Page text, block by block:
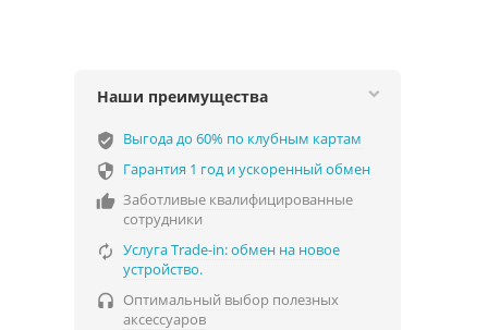
Наши преимущества
verified_user Выгода до 60% по клубным картам
 Гарантия 1 год и ускоренный обмен
 Заботливые квалифицированные
сотрудники
 Услуга Trade-in: обмен на новое
устройство.
 Оптимальный выбор полезных
аксессуаров